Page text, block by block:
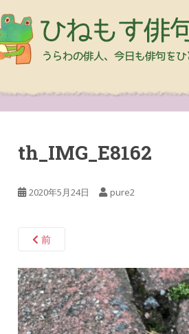
th_IMG_E8162
2020年5月24日 pure2
前